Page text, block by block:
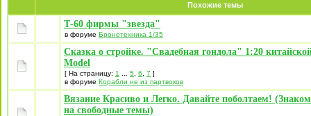
Похожие темы
Т-60 фирмы "звезда"
в форуме Бронетехника 1/35
Сказка о стройке. "Свадебная гондола" 1:20
Model
[ На страницу: 1 5 6 7 ]
в форуме Корабли не из партвоков
Вязание Красиво и Легко. Давайте поболтаем!
на свободные темы)